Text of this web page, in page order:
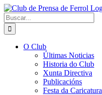
Saltar
al
contenido
Buscar:
O Club
Últimas Noticias
Historia do Club
Xunta Directiva
Publicacións
Festa da Caricatura